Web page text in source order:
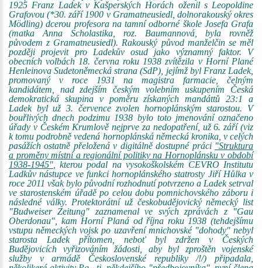
1925 Franz Ladek v Kašperských Horách oženil s Leopoldine
Grafovou (*30. září 1900 v Gramatneusiedl, dolnorakouský okres
Mödling) dcerou profesora na tamní odborné škole Josefa Grafa
(matka Anna Scholastika, roz. Baumannová, byla rovněž
původem z Gramatneusiedl). Rakouský původ manželčin se měl
později projevit pro Ladekův osud jako významný faktor. V
obecních volbách 18. června roku 1938 zvítězila v Horní Plané
Henleinova Sudetoněmecká strana (SdP), jejímž byl Franz Ladek,
promovaný v roce 1931 na magistra farmacie, čelným
kandidátem, nad zdejším českým volebním uskupením Česká
demokratická skupina v poměru získaných mandáttů 23:1 a
Ladek byl už 3. července zvolen hornoplánským starostou. V
bouřlivých dnech podzimu 1938 bylo toto jmenování označeno
úřady v Českém Krumlově nejprve za nedopatření, už 6. září (viz
k tomu podrobně vedená hornoplánská německá kronika, v celých
pasážích ostatně přeložená v digitálně dostupné práci "Struktura
a proměny místní a regionální politiky na Hornoplánsku v období
1938-1945" , kterou podal na vysokoškolském CEVRO Institutu
Ladkův nástupce ve funkci hornoplánského statrosty Jiří Hůlka v
roce 2011 však bylo původní rozhodnutí potvrzeno a Ladek setrval
ve starostenském úřadě po celou dobu pomnichovského záboru i
následné války. Protektorátní už českobudějovický německý list
"Budweiser Zeitung" zaznamenal ve svých zprávách z "Gau
Oberdonau", kam Horní Planá od října roku 1938 (tehdejšímu
vstupu německých vojsk po uzavření mnichovské "dohody" nebyl
starosta Ladek přítomen, neboť byl zdržen v Českých
Budějovicích vyřizováním žádosti, aby byl zproštěn vojenské
služby v armádě Československé republiky /!/) připadala,